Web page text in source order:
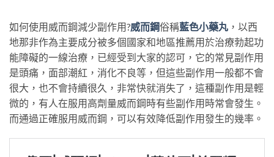
如何使用威而鋼減少副作用?威而鋼俗稱藍色小藥丸 ，以西
地那非作為主要成分被多個國家和地區推薦用於治療勃起功
能障礙的一線治療，已經受到大家的認可，它的常見副作用
是頭痛，面部潮紅，消化不良等，但這些副作用一般都不會
很大，也不會持續很久，非常快就消失了，這種副作用是輕
微的，有人在服用高劑量威而鋼時有些副作用時常會發生。
而通過正確服用威而鋼，可以有效降低副作用發生的幾率。